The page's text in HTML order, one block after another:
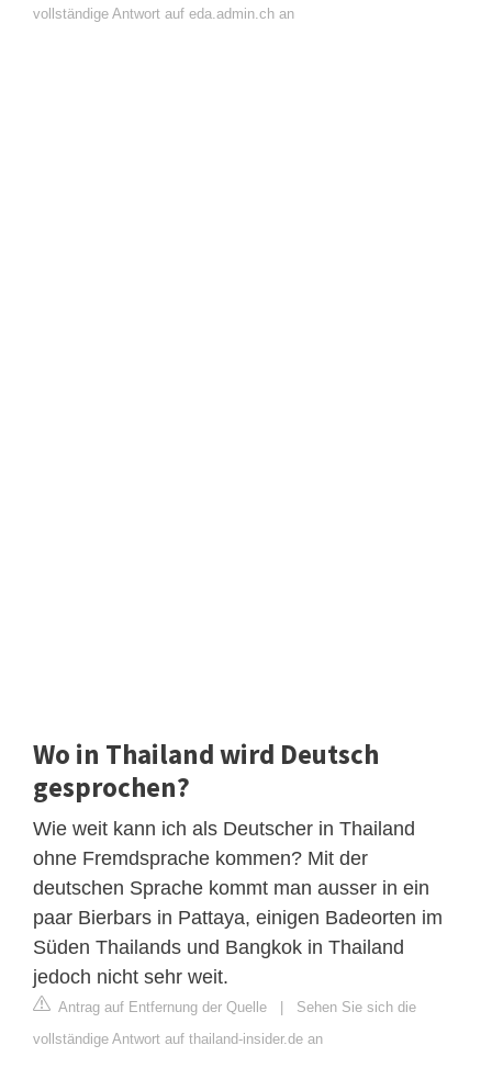
vollständige Antwort auf eda.admin.ch an
Wo in Thailand wird Deutsch
gesprochen?
Wie weit kann ich als Deutscher in Thailand
ohne Fremdsprache kommen? Mit der
deutschen Sprache kommt man ausser in ein
paar Bierbars in Pattaya, einigen Badeorten im
Süden Thailands und Bangkok in Thailand
jedoch nicht sehr weit.
Antrag auf Entfernung der Quelle | Sehen Sie sich die
vollständige Antwort auf thailand-insider.de an